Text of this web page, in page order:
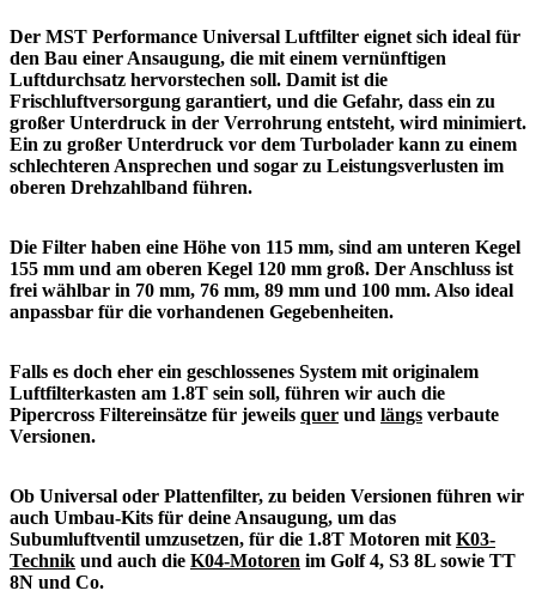
Der MST Performance Universal Luftfilter eignet sich ideal für
den Bau einer Ansaugung, die mit einem vernünftigen
Luftdurchsatz hervorstechen soll. Damit ist die
Frischluftversorgung garantiert, und die Gefahr, dass ein zu
großer Unterdruck in der Verrohrung entsteht, wird minimiert.
Ein zu großer Unterdruck vor dem Turbolader kann zu einem
schlechteren Ansprechen und sogar zu Leistungsverlusten im
oberen Drehzahlband führen.
Die Filter haben eine Höhe von 115 mm, sind am unteren Kegel
155 mm und am oberen Kegel 120 mm groß. Der Anschluss ist
frei wählbar in 70 mm, 76 mm, 89 mm und 100 mm. Also ideal
anpassbar für die vorhandenen Gegebenheiten.
Falls es doch eher ein geschlossenes System mit originalem
Luftfilterkasten am 1.8T sein soll, führen wir auch die
Pipercross Filtereinsätze für jeweils quer und längs verbaute
Versionen.
Ob Universal oder Plattenfilter, zu beiden Versionen führen wir
auch Umbau-Kits für deine Ansaugung, um das
Subumluftventil umzusetzen, für die 1.8T Motoren mitK03-
Technik und auch die K04-Motoren im Golf 4, S3 8L sowie TT
8N und Co.